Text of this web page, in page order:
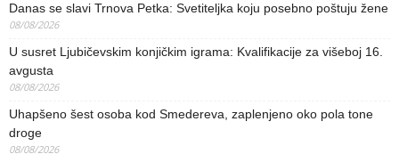
Danas se slavi Trnova Petka: Svetiteljka koju posebno poštuju žene
08/08/2026
U susret Ljubičevskim konjičkim igrama: Kvalifikacije za višeboj 16.
avgusta
08/08/2026
Uhapšeno šest osoba kod Smedereva, zaplenjeno oko pola tone
droge
08/08/2026